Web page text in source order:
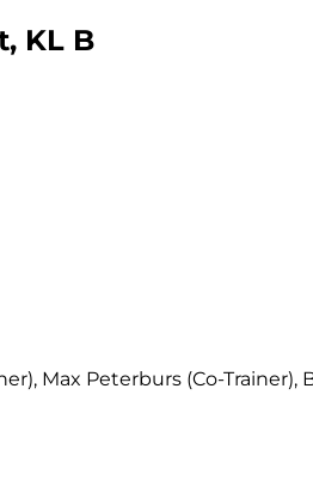
KL B
Max Peterburs (Co-Trainer),